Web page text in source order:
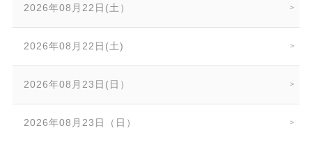
2026年08月22日(土）
2026年08月22日(土)
2026年08月23日(日）
2026年08月23日（日）